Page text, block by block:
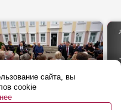
Белорусам нужно
сайта, вы
cookie